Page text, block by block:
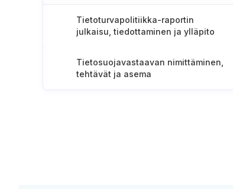
Tietoturvapolitiikka-raportin
julkaisu, tiedottaminen ja ylläpito
Tietosuojavastaavan nimittäminen,
tehtävät ja asema